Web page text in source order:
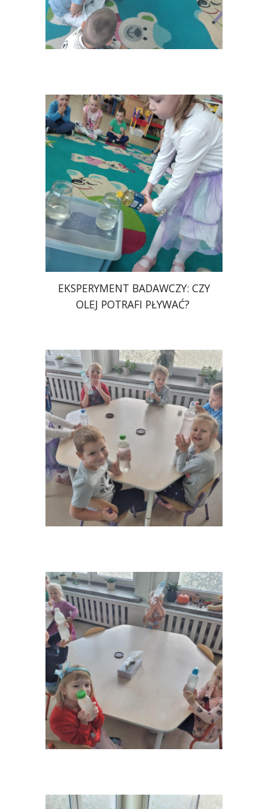
EKSPERYMENT BADAWCZY: CZY
OLEJ POTRAFI PŁYWAĆ?